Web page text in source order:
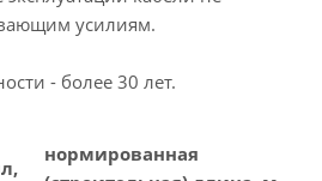
усилиям.
- более 30 лет.
нормированная